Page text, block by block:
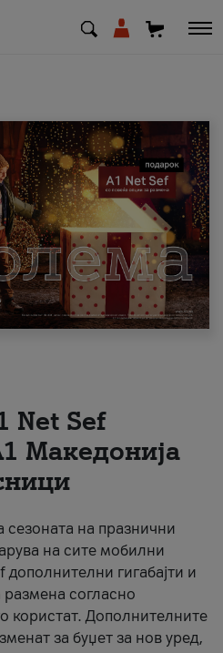
Net Sеf
Македонија
сезоната на празнични
на сите мобилни
гигабајти и
согласно
користат. Дополнителните
за буџет за нов уред,